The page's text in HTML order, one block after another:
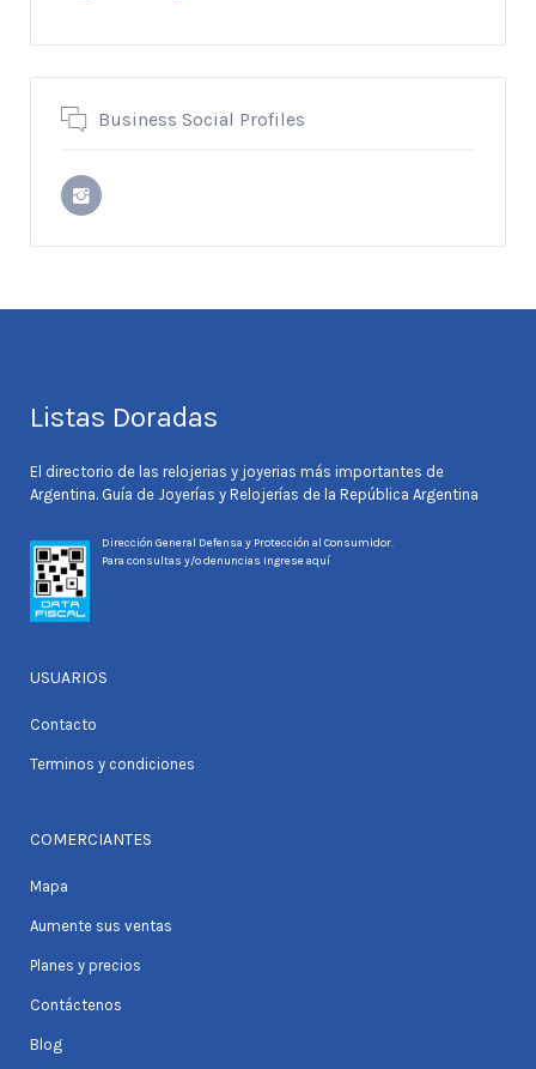
Business Social Profiles
Listas Doradas
El directorio de las relojerias y joyerias más importantes de
Argentina. Guía de Joyerías y Relojerías de la República Argentina
Dirección General Defensa y Protección al Consumidor.
Para consultas y/o denuncias Ingrese aquí
USUARIOS
Contacto
Terminos y condiciones
COMERCIANTES
Mapa
Aumente sus ventas
Planes y precios
Contáctenos
Blog